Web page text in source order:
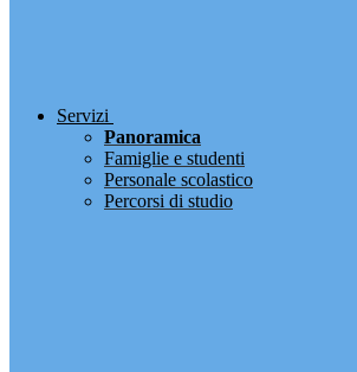
Servizi
Panoramica
Famiglie e studenti
Personale scolastico
Percorsi di studio